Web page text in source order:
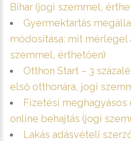
Bihar (jogi szemmel,
Gyermektartás
módosítása: mit mérlegel
szemmel, érthetően)
Otthon Start – 3
első otthonára, jogi
Fizetési meghagyásos
online behajtás (jogi
Lakás adásvételi